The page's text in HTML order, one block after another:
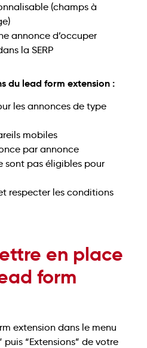
(champs à
annonce d’occuper
la SERP
du lead form extension :
les annonces de type
mobiles
par annonce
sont pas éligibles pour
respecter les conditions
en place
form
extension dans le menu
puis “Extensions” de votre